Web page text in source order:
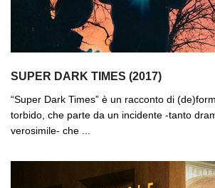
SUPER DARK TIMES (2017)
“Super Dark Times” è un racconto di
torbido, che parte da un incidente -tanto
verosimile- che ...